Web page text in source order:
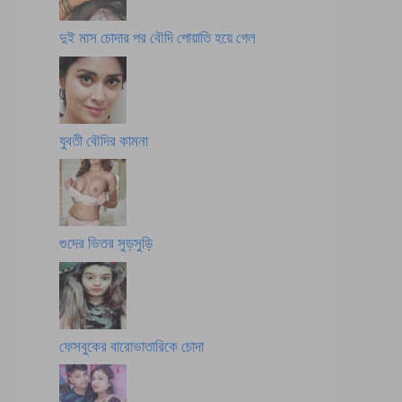
দুই মাস চোদার পর বৌদি পোয়াতি হয়ে গেল
যুবতী বৌদির কামনা
গুদের ভিতর সুড়সুড়ি
ফেসবুকের বারোভাতারিকে চোদা